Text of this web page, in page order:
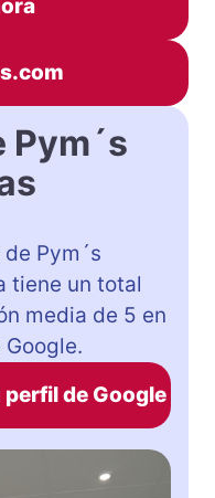
Pym´s
Pym´s
tiene un total
media de 5 en
perfil de Google